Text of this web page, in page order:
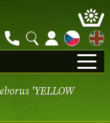
EN
'YELLOW